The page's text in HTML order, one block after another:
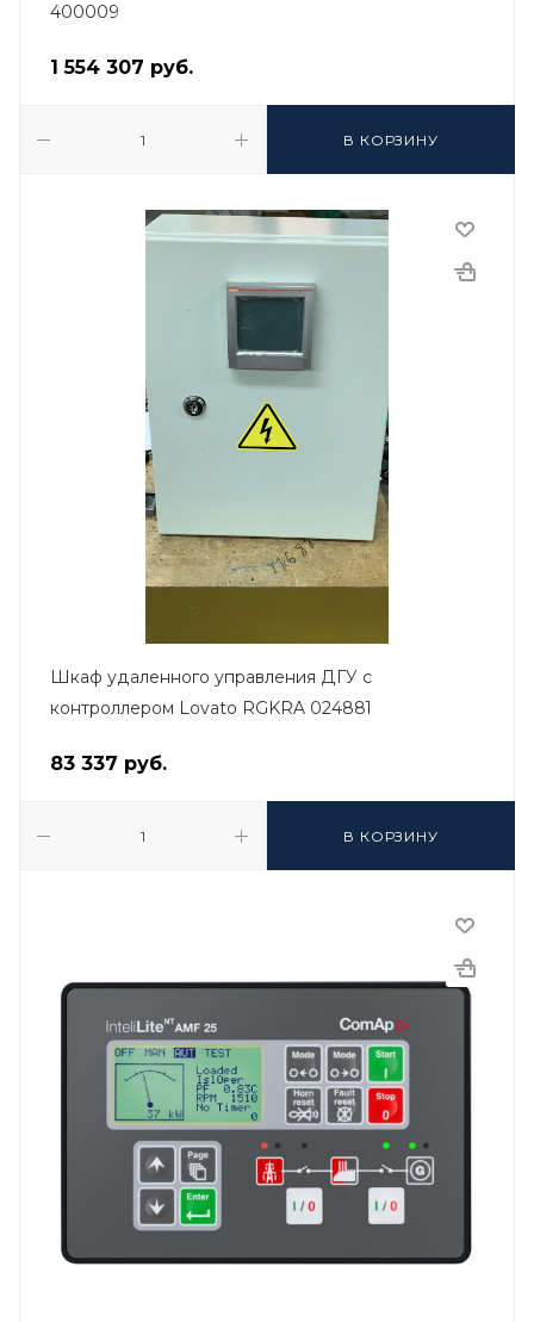
400009
1 554 307 руб.
В КОРЗИНУ
Шкаф удаленного управления ДГУ с
контроллером Lovato RGKRA 024881
83 337 руб.
В КОРЗИНУ